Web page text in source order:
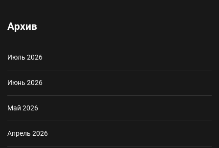
Архив
Июль 2026
Июнь 2026
Май 2026
Апрель 2026